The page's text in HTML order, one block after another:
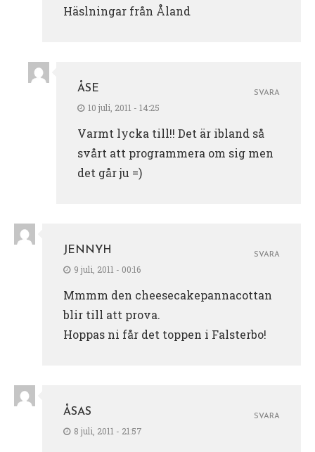
Häslningar från Åland
ÅSE
10 juli, 2011 - 14:25
Varmt lycka till!! Det är ibland så
svårt att programmera om sig men
det går ju =)
SVARA
JENNYH
9 juli, 2011 - 00:16
Mmmm den cheesecakepannacottan
blir till att prova.
Hoppas ni får det toppen i Falsterbo!
SVARA
ÅSAS
8 juli, 2011 - 21:57
SVARA